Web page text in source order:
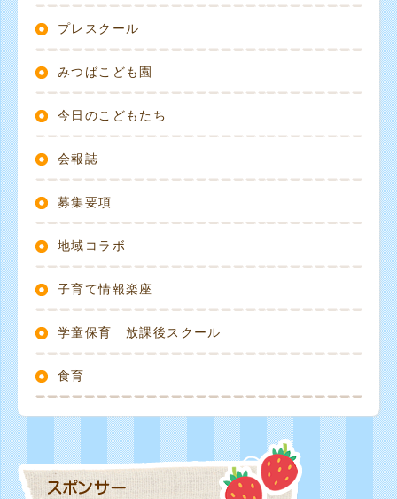
プレスクール
みつばこども園
今日のこどもたち
会報誌
募集要項
地域コラボ
子育て情報楽座
学童保育 放課後スクール
食育